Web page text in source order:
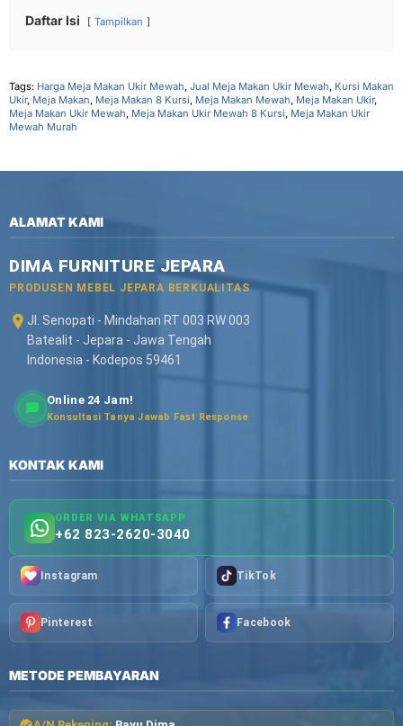
Daftar Isi Tampilkan
Tags: Harga Meja Makan Ukir Mewah, Jual Meja Makan Ukir Mewah, Kursi Makan
Ukir, Meja Makan, Meja Makan 8 Kursi, Meja Makan Mewah, Meja Makan Ukir,
Meja Makan Ukir Mewah, Meja Makan Ukir Mewah 8 Kursi, Meja Makan Ukir
Mewah Murah
ALAMAT KAMI
DIMA FURNITURE JEPARA
PRODUSEN MEBEL JEPARA BERKUALITAS
Jl. Senopati - Mindahan RT 003 RW 003
Batealit - Jepara - Jawa Tengah
Indonesia - Kodepos 59461
Online 24 Jam!
Konsultasi Tanya Jawab Fast Response
KONTAK KAMI
ORDER VIA WHATSAPP
+62 823-2620-3040
Instagram TikTok
Pinterest Facebook
METODE PEMBAYARAN